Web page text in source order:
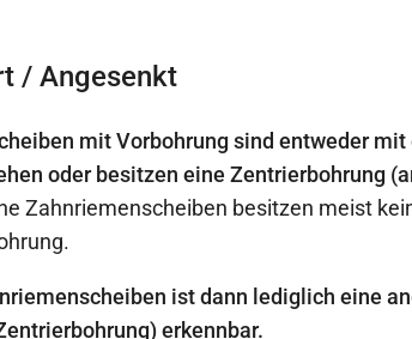
/ Angesenkt
mit Vorbohrung sind entweder mit
oder besitzen eine Zentrierbohrung
Zahnriemenscheiben besitzen meist
ist dann lediglich eine
erkennbar.